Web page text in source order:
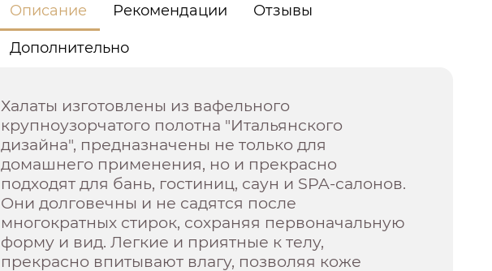
Описание Рекомендации Отзывы
Дополнительно
Халаты изготовлены из вафельного
крупноузорчатого полотна "Итальянского
дизайна", предназначены не только для
домашнего применения, но и прекрасно
подходят для бань, гостиниц, саун и SPA-салонов.
Они долговечны и не садятся после
многократных стирок, сохраняя первоначальную
форму и вид. Легкие и приятные к телу,
прекрасно впитывают влагу, позволяя коже